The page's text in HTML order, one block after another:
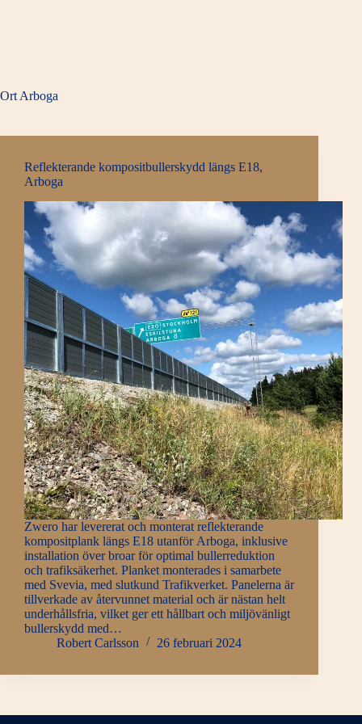
Ort Arboga
Reflekterande kompositbullerskydd längs E18,
Arboga
Zwero har levererat och monterat reflekterande
kompositplank längs E18 utanför Arboga, inklusive
installation över broar för optimal bullerreduktion
och trafiksäkerhet. Planket monterades i samarbete
med Svevia, med slutkund Trafikverket. Panelerna är
tillverkade av återvunnet material och är nästan helt
underhållsfria, vilket ger ett hållbart och miljövänligt
bullerskydd med…
Robert Carlsson
26 februari 2024